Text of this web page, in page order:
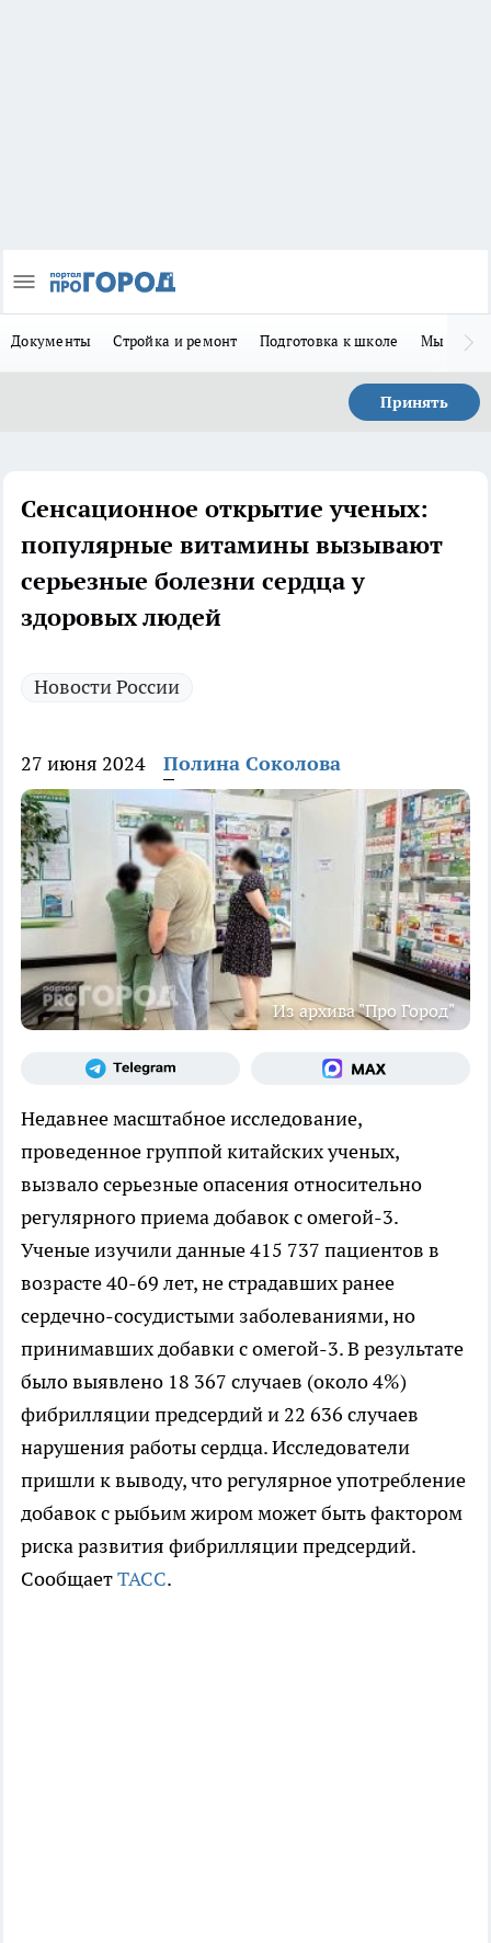
Документы Стройка и ремонт Подготовка к школе Мы в MAX
Принять
Сенсационное открытие ученых:
популярные витамины вызывают
серьезные болезни сердца у
здоровых людей
Новости России
27 июня 2024 Полина Соколова
Из архива "Про Город"
Недавнее масштабное исследование,
проведенное группой китайских ученых,
вызвало серьезные опасения относительно
регулярного приема добавок с омегой-3.
Ученые изучили данные 415 737 пациентов в
возрасте 40-69 лет, не страдавших ранее
сердечно-сосудистыми заболеваниями, но
принимавших добавки с омегой-3. В результате
было выявлено 18 367 случаев (около 4%)
фибрилляции предсердий и 22 636 случаев
нарушения работы сердца. Исследователи
пришли к выводу, что регулярное употребление
добавок с рыбьим жиром может быть фактором
риска развития фибрилляции предсердий.
СообщаетТАСС.